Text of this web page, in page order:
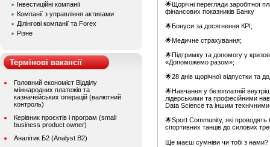
Інвестиційні компанії
Компанії з управління активами
Ділінгові компанії та Forex
Різне
Термінові вакансії
Головний економіст Відділу
міжнародних платежів та
казначейських операцій (валютний
контроль)
Керівник проєктів і програм (small
business product owner)
Аналітик Б2 (Analyst B2)
🌟Щорічні перегляди заробітної
фінансових показників Банку
🌟Бонуси за досягнення КРІ;
🌟Медичне страхування;
🌟Підтримку та допомогу у
«Допоможемо разом»;
🌟28 днів щорічної відпустки та
🌟Навчання у безоплатній
лідерськими та професійними
Data Science та іншим
🌟Sport Community, які проводять
спортивних танців до силових
Ще маєш сумніви чи тобі з нами?